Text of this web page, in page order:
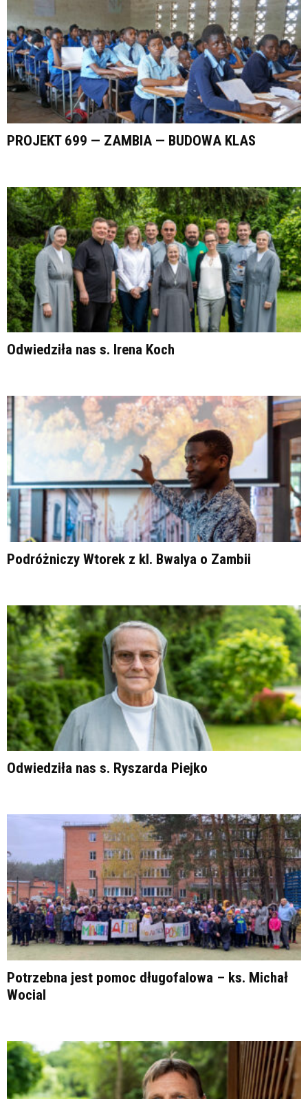
PROJEKT 699 — ZAMBIA — BUDOWA KLAS
Odwiedziła nas s. Irena Koch
Podróżniczy Wtorek z kl. Bwalya o Zambii
Odwiedziła nas s. Ryszarda Piejko
Potrzebna jest pomoc długofalowa – ks. Michał
Wocial